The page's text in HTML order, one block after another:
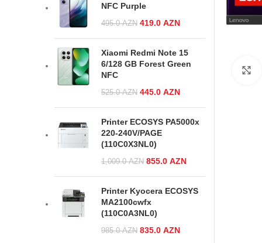
NFC Purple
495.0AZN Original price was:
419.0 AZN
419.0 AZN.
Xiaomi Redmi Note 15
6/128 GB Forest Green
NFC
525.0AZN Original price was:
445.0 AZN
445.0 AZN.
Printer ECOSYS PA5000x
220-240V/PAGE
(110C0X3NL0)
1,009.0AZN Original price
1,009.0 AZN.
855.0 AZN
855.0 AZN.
Printer Kyocera ECOSYS
MA2100cwfx
(110C0A3NL0)
985.0AZN Original price was:
835.0 AZN